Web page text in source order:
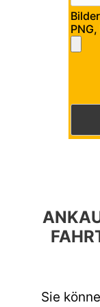
PNG,
Bitte
Sie